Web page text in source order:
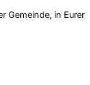
Gemeinde, in Eurer